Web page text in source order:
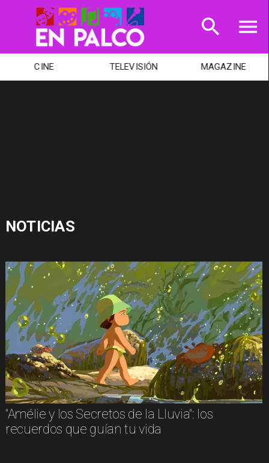
CINE TELEVISIÓN MAGAZINE
NOTICIAS
"Amélie y los Secretos de la Lluvia": los
recuerdos que guían tu vida